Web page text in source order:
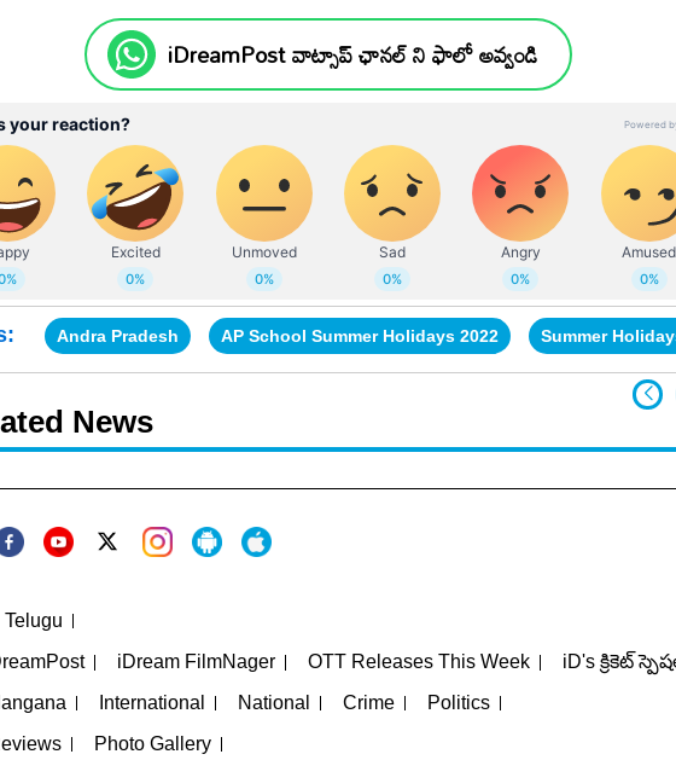
iDreamPost వాట్సాప్ ఛానల్ ని ఫాలో అవ్వండి
Andra Pradesh AP School Summer Holidays 2022 Summer Holidays
News
Telugu
iDream FilmNager OTT Releases This Week iD's క్రికెట్
International National Crime Politics
Photo Gallery